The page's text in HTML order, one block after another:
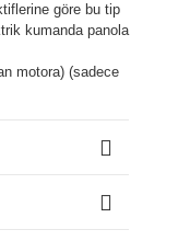
göre bu tip
kumanda panola
motora) (sadece